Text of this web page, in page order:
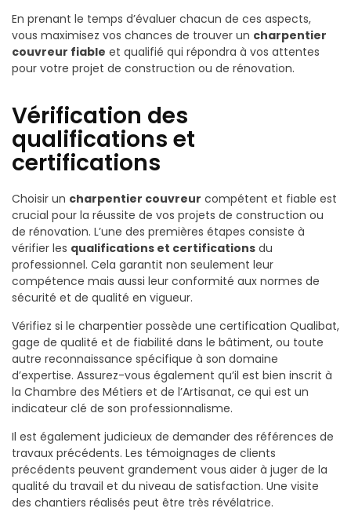
En prenant le temps d’évaluer chacun de ces aspects,
vous maximisez vos chances de trouver un charpentier
couvreur fiable et qualifié qui répondra à vos attentes
pour votre projet de construction ou de rénovation.
Vérification des
qualifications et
certifications
Choisir un charpentier couvreur compétent et fiable est
crucial pour la réussite de vos projets de construction ou
de rénovation. L’une des premières étapes consiste à
vérifier les qualifications et certifications du
professionnel. Cela garantit non seulement leur
compétence mais aussi leur conformité aux normes de
sécurité et de qualité en vigueur.
Vérifiez si le charpentier possède une certification Qualibat,
gage de qualité et de fiabilité dans le bâtiment, ou toute
autre reconnaissance spécifique à son domaine
d’expertise. Assurez-vous également qu’il est bien inscrit à
la Chambre des Métiers et de l’Artisanat, ce qui est un
indicateur clé de son professionnalisme.
Il est également judicieux de demander des références de
travaux précédents. Les témoignages de clients
précédents peuvent grandement vous aider à juger de la
qualité du travail et du niveau de satisfaction. Une visite
des chantiers réalisés peut être très révélatrice.